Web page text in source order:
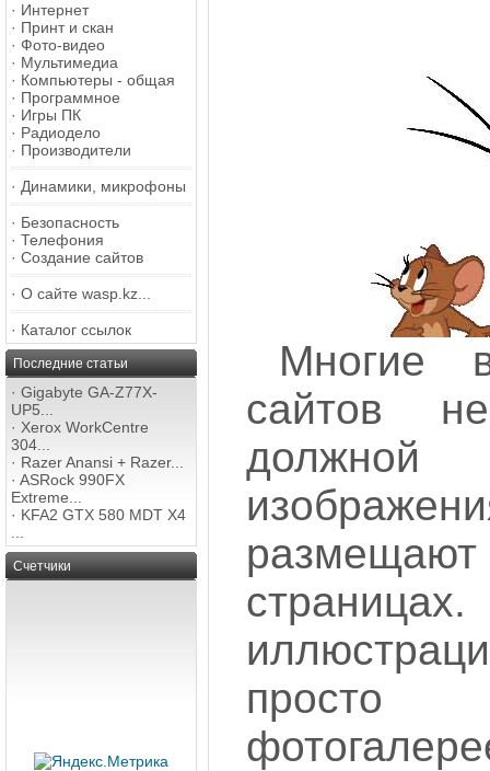
· Интернет
· Принт и скан
· Фото-видео
· Мультимедиа
· Компьютеры - общая
· Программное
· Игры ПК
· Радиодело
· Производители
· Динамики, микрофоны
· Безопасность
· Телефония
· Создание сайтов
· О сайте wasp.kz...
· Каталог ссылок
Последние статьи
· Gigabyte GA-Z77X-
UP5...
· Xerox WorkCentre
304...
· Razer Anansi + Razer...
· ASRock 990FX
Extreme...
· KFA2 GTX 580 MDT X4
Счетчики
Многие
сайтов
просто